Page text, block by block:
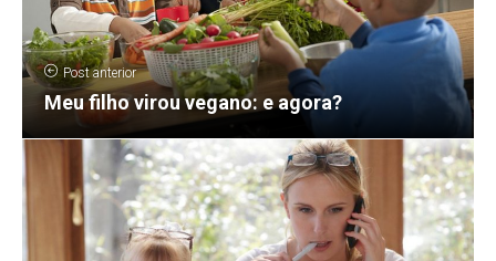
Post anterior
Meu filho virou vegano: e agora?